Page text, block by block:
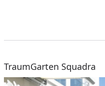
TraumGarten Squadra